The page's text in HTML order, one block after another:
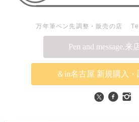
万年筆ペン先調整・販売の店
Pen and message.来
＆in名古屋 新規購入